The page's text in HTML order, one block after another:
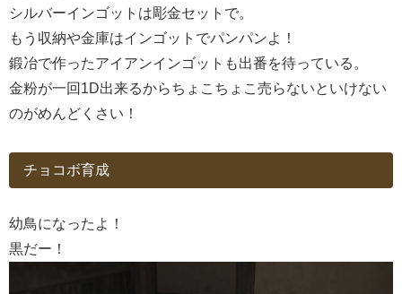
シルバーインゴットは彫金セットで。
もう収納や金庫はインゴットでパンパンよ！
鍛冶で作ったアイアンインゴットも出番を待っている。
金粉が一回1D出来るからちょこちょこ売らないといけない
のがめんどくさい！
チョコボ育成
幼鳥になったよ！
黒だー！